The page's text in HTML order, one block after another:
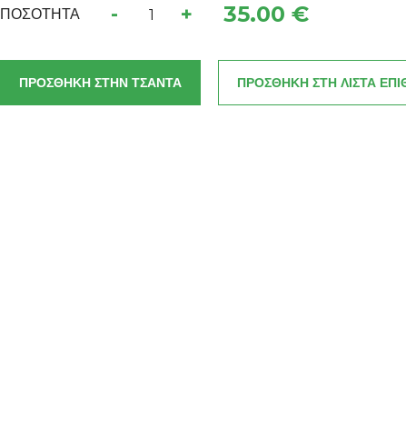
ΠΟΣΟΤΗΤΑ - + 35.00 €
ΠΡΟΣΘΗΚΗ ΣΤΗΝ ΤΣΑΝΤΑ ΠΡΟΣΘΗΚΗ ΣΤΗ ΛΙΣΤΑ